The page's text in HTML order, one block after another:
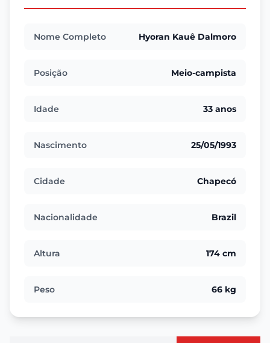
Nome Completo Hyoran Kauê Dalmoro
Posição Meio-campista
Idade 33 anos
Nascimento 25/05/1993
Cidade Chapecó
Nacionalidade Brazil
Altura 174 cm
Peso 66 kg